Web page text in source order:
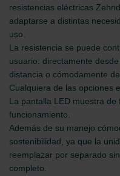
resistencias eléctricas
adaptarse a distintas
uso.
La resistencia se puede
usuario: directamente
distancia o cómodamente
Cualquiera de las opciones
La pantalla LED muestra
funcionamiento.
Además de su manejo
sostenibilidad, ya que la
reemplazar por separado
completo.